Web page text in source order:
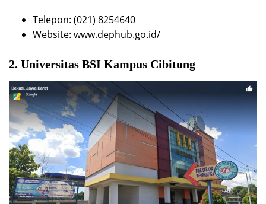
Telepon: (021) 8254640
Website: www.dephub.go.id/
2. Universitas BSI Kampus Cibitung